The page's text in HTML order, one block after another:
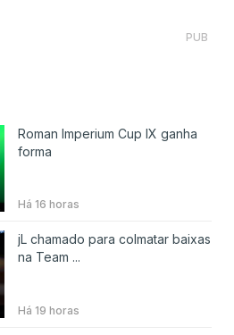
PUB
Roman Imperium Cup IX ganha
forma
Há 16 horas
jL chamado para colmatar baixas
na Team ...
Há 19 horas